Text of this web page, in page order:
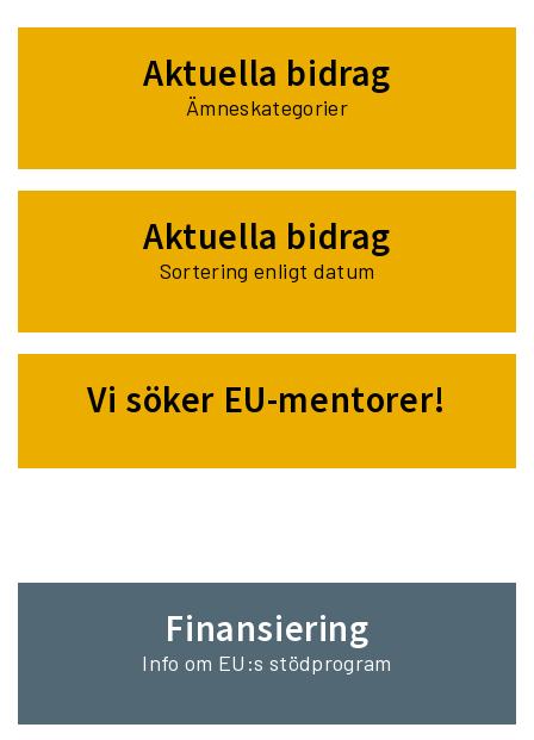
Aktuella bidrag
Ämneskategorier
Aktuella bidrag
Sortering enligt datum
Vi söker EU-mentorer!
Finansiering
Info om EU:s stödprogram